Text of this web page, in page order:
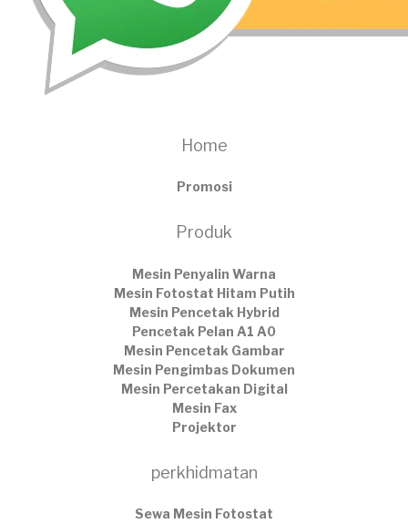
Home
Promosi
Produk
Mesin Penyalin Warna
Mesin Fotostat Hitam Putih
Mesin Pencetak Hybrid
Pencetak Pelan A1 A0
Mesin Pencetak Gambar
Mesin Pengimbas Dokumen
Mesin Percetakan Digital
Mesin Fax
Projektor
perkhidmatan
Sewa Mesin Fotostat